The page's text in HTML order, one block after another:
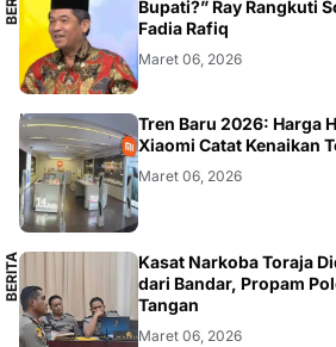
Bupati?” Ray Rangkuti
Fadia Rafiq
Maret 06, 2026
SMARTPHONE
Tren Baru 2026: Harga
Xiaomi Catat Kenaikan
Maret 06, 2026
B
E
R
I
T
A
L
O
K
AL
Kasat Narkoba Toraja
dari Bandar, Propam
Tangan
Maret 06, 2026